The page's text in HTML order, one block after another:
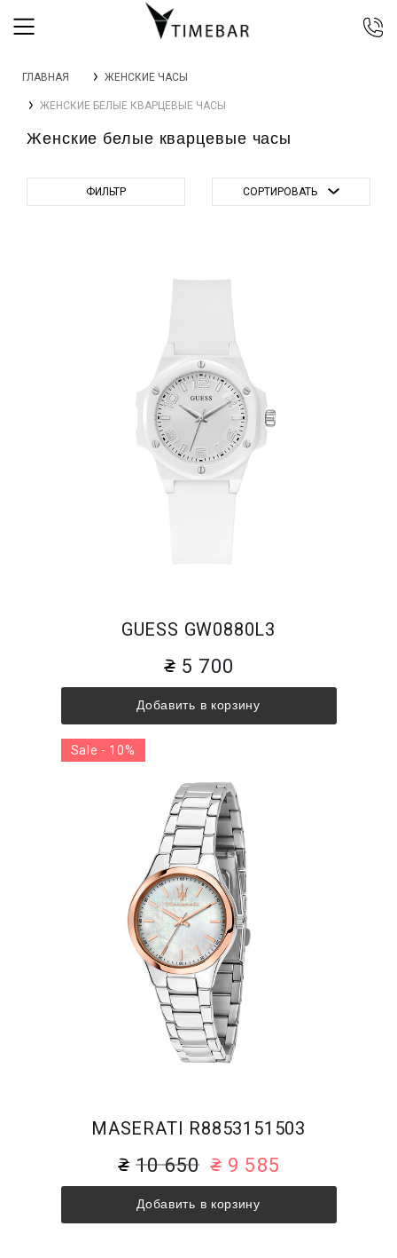
044 392 44 45
067 344 14 44 (viber)
0 800 305 805
ГЛАВНАЯ ЖЕНСКИЕ ЧАСЫ
ЖЕНСКИЕ БЕЛЫЕ КВАРЦЕВЫЕ ЧАСЫ
Женские белые кварцевые часы
ФИЛЬТР СОРТИРОВАТЬ
GUESS GW0880L3
5 700
Добавить в корзину
MASERATI R8853151503
10 650 9 585
Добавить в корзину
Sale - 10%